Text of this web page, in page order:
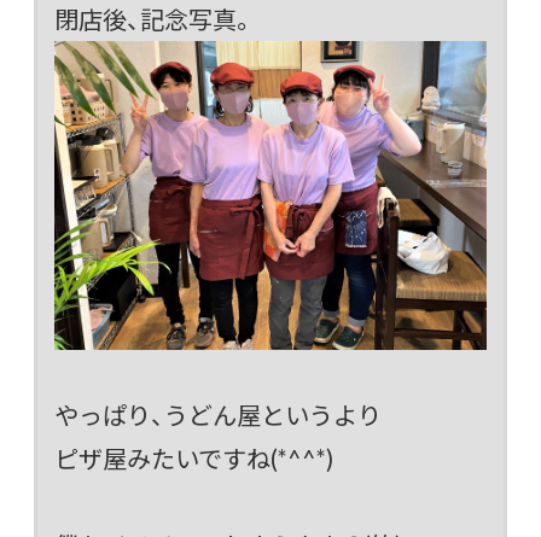
閉店後、記念写真。
やっぱり、うどん屋というより
ピザ屋みたいですね(*^^*)